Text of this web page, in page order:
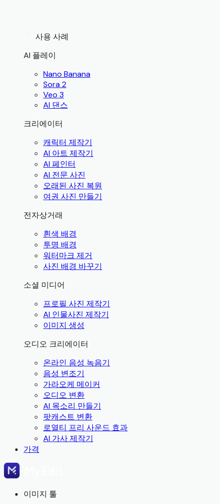
사용 사례
AI 플레이
Nano Banana
Sora 2
Veo 3
AI 댄스
크리에이터
캐릭터 제작기
AI 아트 제작기
AI 페인터
AI 전문 사진
오래된 사진 복원
여권 사진 만들기
전자상거래
흰색 배경
투명 배경
워터마크 제거
사진 배경 바꾸기
소셜 미디어
프로필 사진 제작기
AI 인물사진 제작기
이미지 생성
오디오 크리에이터
온라인 음성 녹음기
음성 변조기
가라오케 메이커
오디오 변환
AI 목소리 만들기
팟캐스트 변환
로열티 프리 사운드 효과
AI 가사 제작기
가격
이미지 툴